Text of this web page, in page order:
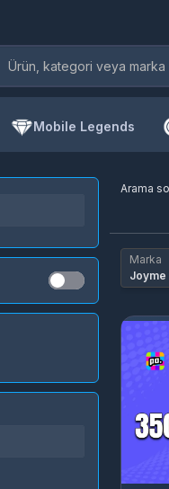
Mobile Legends
Arama
Marka
Joyme